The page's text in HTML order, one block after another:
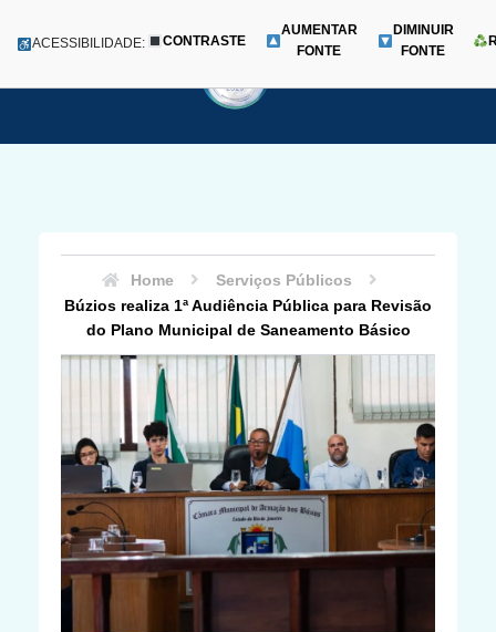
para
Menu
ACESSIBILIDADE: CONTRASTE
AUMENTAR
FONTE
DIMINUIR
FONTE
Home
Serviços Públicos
Búzios realiza 1ª Audiência Pública para Revisão
do Plano Municipal de Saneamento Básico